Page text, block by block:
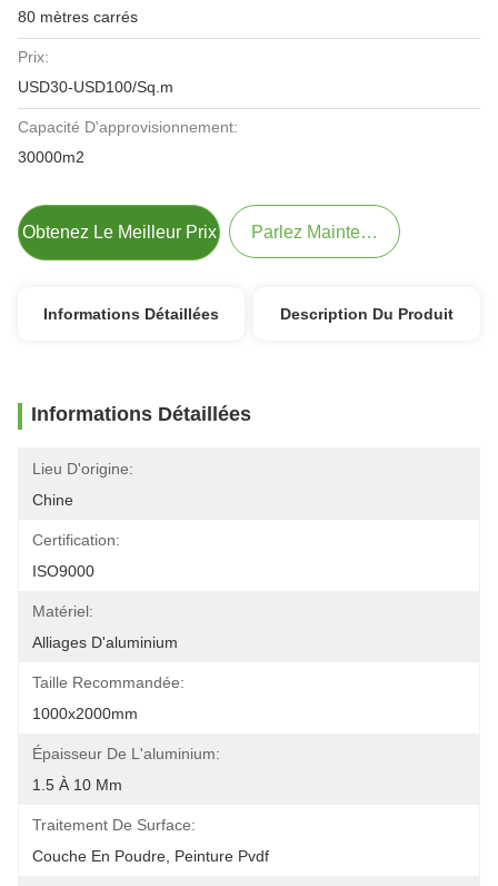
80 mètres carrés
Prix:
USD30-USD100/Sq.m
Capacité D'approvisionnement:
30000m2
Obtenez Le Meilleur Prix Parlez Maintenant.
Informations Détaillées Description Du Produit
Informations Détaillées
Lieu D'origine:
Chine
Certification:
ISO9000
Matériel:
Alliages D'aluminium
Taille Recommandée:
1000x2000mm
Épaisseur De L'aluminium:
1.5 À 10 Mm
Traitement De Surface:
Couche En Poudre, Peinture Pvdf